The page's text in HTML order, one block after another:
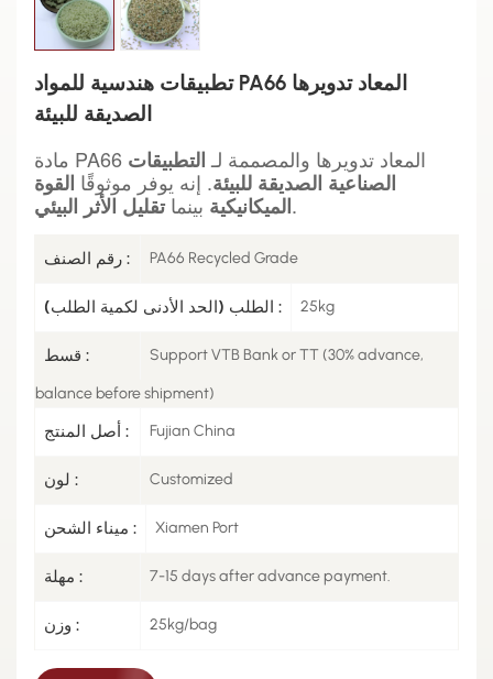
تطبيقات هندسية للمواد PA66 المعاد تدويرها
الصديقة للبيئة
مادة PA66 المعاد تدويرها والمصممة لـالتطبيقات
الصناعية الصديقة للبيئة. إنه يوفر موثوقًا القوة
الميكانيكية بينما تقليل الأثر البيئي .
رقم الصنف : PA66 Recycled Grade
الطلب (الحد الأدنى لكمية الطلب) : 25kg
قسط : Support VTB Bank or TT (30% advance,
balance before shipment)
أصل المنتج : Fujian China
لون : Customized
ميناء الشحن : Xiamen Port
مهلة : 7-15 days after advance payment.
وزن : 25kg/bag